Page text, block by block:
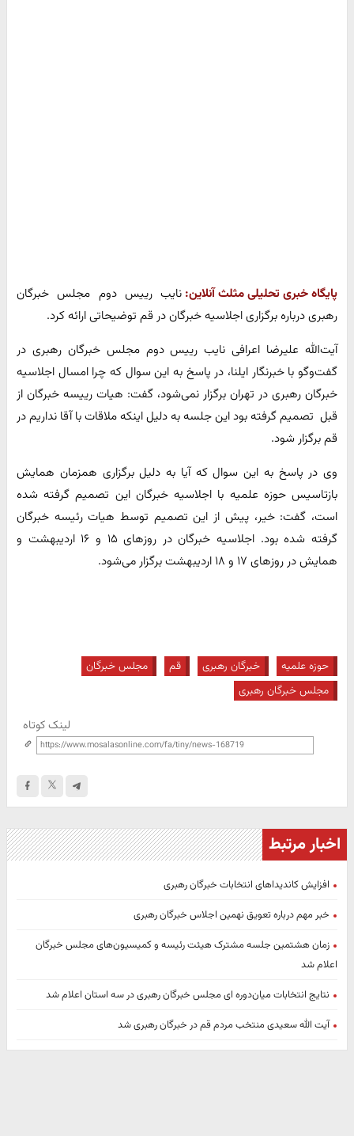
پایگاه خبری تحلیلی مثلث آنلاین: نایب رییس دوم مجلس خبرگان
رهبری درباره برگزاری اجلاسیه خبرگان در قم توضیحاتی ارائه کرد.
آیت‌الله علیرضا اعرافی نایب رییس دوم مجلس خبرگان رهبری در
گفت‌وگو با خبرنگار ایلنا، در پاسخ به این سوال که چرا امسال اجلاسیه
خبرگان رهبری در تهران برگزار نمی‌شود، گفت: هیات رییسه خبرگان از
قبل تصمیم گرفته بود این جلسه به دلیل اینکه ملاقات با آقا نداریم در
قم برگزار شود.
وی در پاسخ به این سوال که آیا به دلیل برگزاری همزمان همایش
بازتاسیس حوزه علمیه با اجلاسیه خبرگان این تصمیم گرفته شده
است، گفت: خیر، پیش از این تصمیم توسط هیات رئیسه خبرگان
گرفته شده بود. اجلاسیه خبرگان در روزهای ۱۵ و ۱۶ اردیبهشت و
همایش در روزهای ۱۷ و ۱۸ اردیبهشت برگزار می‌شود.
حوزه علمیه خبرگان رهبری قم
مجلس خبرگان
مجلس خبرگان رهبری
لینک کوتاه
اخبار مرتبط
افزایش کاندیداهای انتخابات خبرگان رهبری
خبر مهم درباره تعویق نهمین اجلاس خبرگان رهبری
زمان هشتمین جلسه مشترک هیئت رئیسه و کمیسیون‌های مجلس خبرگان
اعلام شد
نتایج انتخابات میان‌دوره ‌ای مجلس خبرگان رهبری در سه استان اعلام شد
آیت الله سعیدی منتخب مردم قم در خبرگان رهبری شد